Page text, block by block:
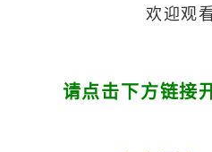
欢迎观
请点击下方链接